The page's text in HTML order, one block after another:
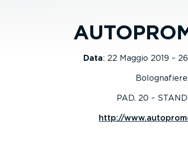
Data: 22 Maggio 2019 –
Bolognafiere
PAD. 20 –
http://